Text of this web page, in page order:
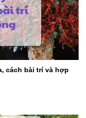
cách bài trí và hợp